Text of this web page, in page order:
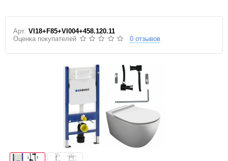
Арт. VI18+F85+VI004+458.120.11
Оценка покупателей
0 отзывов